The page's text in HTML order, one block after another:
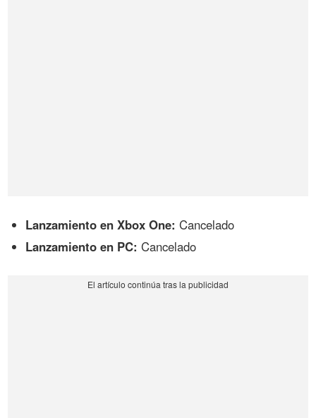
Lanzamiento en Xbox One: Cancelado
Lanzamiento en PC: Cancelado